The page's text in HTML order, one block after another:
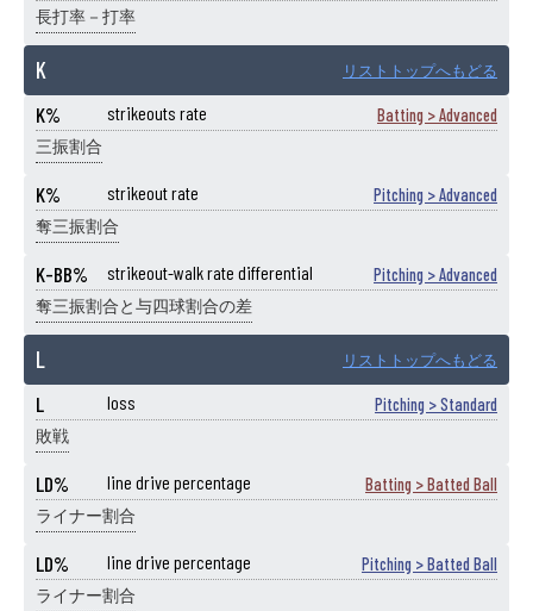
長打率－打率
K リストトップへもどる
K% strikeouts rate Batting > Advanced
三振割合
K% strikeout rate Pitching > Advanced
奪三振割合
K-BB% strikeout-walk rate differential Pitching > Advanced
奪三振割合と与四球割合の差
L リストトップへもどる
L loss Pitching > Standard
敗戦
LD% line drive percentage Batting > Batted Ball
ライナー割合
LD% line drive percentage Pitching > Batted Ball
ライナー割合